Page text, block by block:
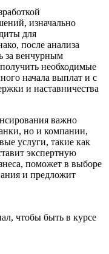
изначально
для
после анализа
за венчурным
необходимые
начала выплат и с
и наставничества
важно
но и компании,
услуги, такие как
экспертную
поможет в выборе
и предложит
чтобы быть в курсе